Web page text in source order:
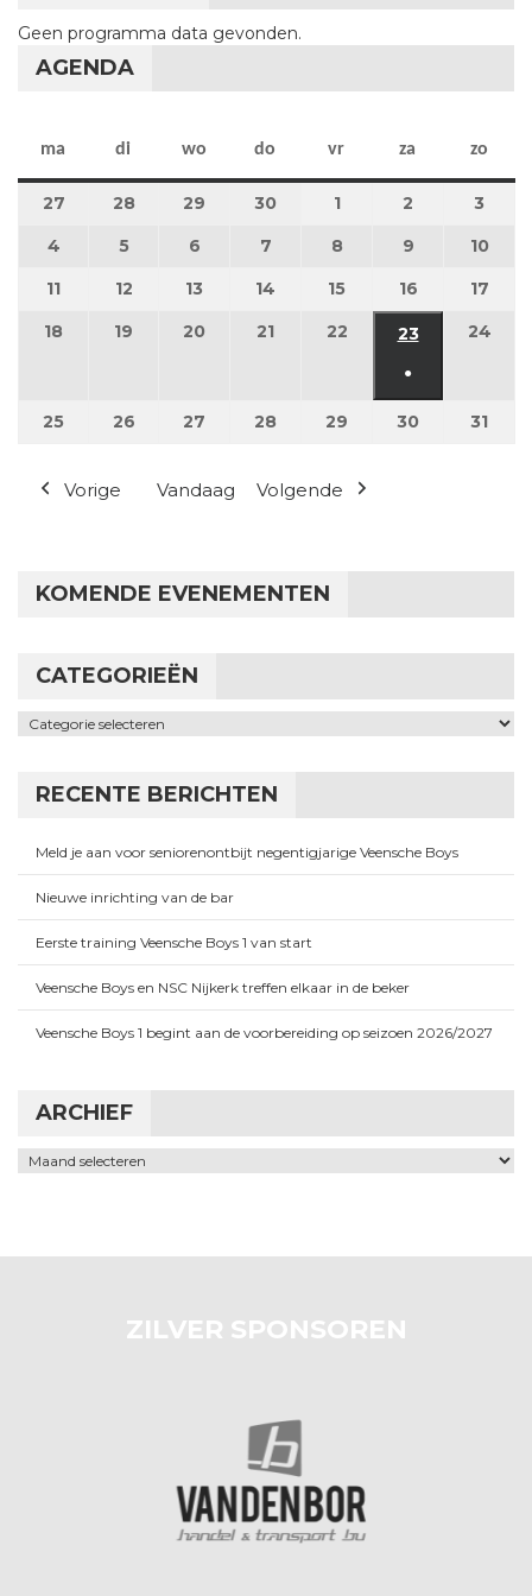
Geen programma data gevonden.
AGENDA
ma maandag
di dinsdag
wo woensdag
do donderdag
vr vrijdag
za zaterdag
zo
27 27 april 2026
28 28 april 2026
29 29 april 2026
30 30 april 2026
11 mei 2026
2 2 mei 2026
3
4 4 mei 2026
55 mei 2026
6 6 mei 2026
7 7 mei 2026
8 8 mei 2026
9 9 mei 2026
10
11 11 mei 2026
12 12 mei 2026
13 13 mei 2026
14 14 mei 2026
15 15 mei 2026
16 16 mei 2026
17
18 18 mei 2026
19 19 mei 2026
20 20 mei 2026
21 21 mei 2026
22 22 mei 2026
2323 mei 2026
●
(1
24
25 25 mei 2026
26 26 mei 2026
27 27 mei 2026
28 28 mei 2026
29 29 mei 2026
30 30 mei 2026
31
Vorige Vandaag Volgende
KOMENDE EVENEMENTEN
CATEGORIEËN
Categorieën
RECENTE BERICHTEN
Meld je aan voor seniorenontbijt negentigjarige Veensche Boys
Nieuwe inrichting van de bar
Eerste training Veensche Boys 1 van start
Veensche Boys en NSC Nijkerk treffen elkaar in de beker
Veensche Boys 1 begint aan de voorbereiding op seizoen 2026/2027
ARCHIEF
Archief
ZILVER SPONSOREN